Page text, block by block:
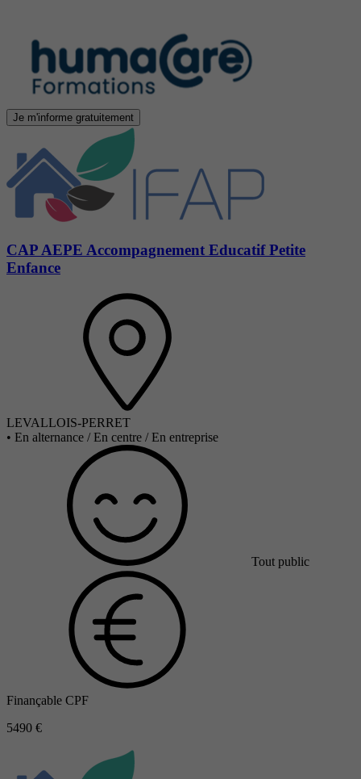
Je m'informe gratuitement
CAP AEPE Accompagnement Educatif Petite
Enfance
LEVALLOIS-PERRET
• En alternance / En centre / En entreprise
Tout public
Finançable CPF
5490 €